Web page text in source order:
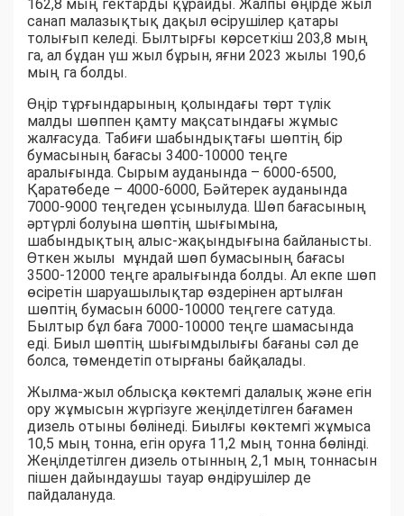
162,8 мың гектарды құрайды. Жалпы өңірде жыл
санап малазықтық дақыл өсірушілер қатары
толығып келеді. Былтырғы көрсеткіш 203,8 мың
га, ал бұдан үш жыл бұрын, яғни 2023 жылы 190,6
мың га болды.
Өңір тұрғындарының қолындағы төрт түлік
малды шөппен қамту мақсатындағы жұмыс
жалғасуда. Табиғи шабындықтағы шөптің бір
бумасының бағасы 3400-10000 теңге
аралығында. Сырым ауданында – 6000-6500,
Қаратөбеде – 4000-6000, Бәйтерек ауданында
7000-9000 теңгеден ұсынылуда. Шөп бағасының
әртүрлі болуына шөптің шығымына,
шабындықтың алыс-жақындығына байланысты.
Өткен жылы мұндай шөп бумасының бағасы
3500-12000 теңге аралығында болды. Ал екпе шөп
өсіретін шаруашылықтар өздерінен артылған
шөптің бумасын 6000-10000 теңгеге сатуда.
Былтыр бұл баға 7000-10000 теңге шамасында
еді. Биыл шөптің шығымдылығы бағаны сәл де
болса, төмендетіп отырғаны байқалады.
Жылма-жыл облысқа көктемгі далалық және егін
ору жұмысын жүргізуге жеңілдетілген бағамен
дизель отыны бөлінеді. Биылғы көктемгі жұмыса
10,5 мың тонна, егін оруға 11,2 мың тонна бөлінді.
Жеңілдетілген дизель отынның 2,1 мың тоннасын
пішен дайындаушы тауар өндірушілер де
пайдалануда.